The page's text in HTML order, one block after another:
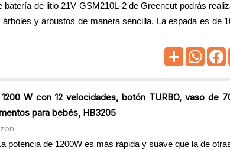
batería de litio 21V GSM210L-2 de Greencut podrás
y arbustos de manera sencilla. La espada es de
1200 W con 12 velocidades, botón TURBO, vaso de
para bebés, HB3205
potencia de 1200W es más rápida y suave que la de